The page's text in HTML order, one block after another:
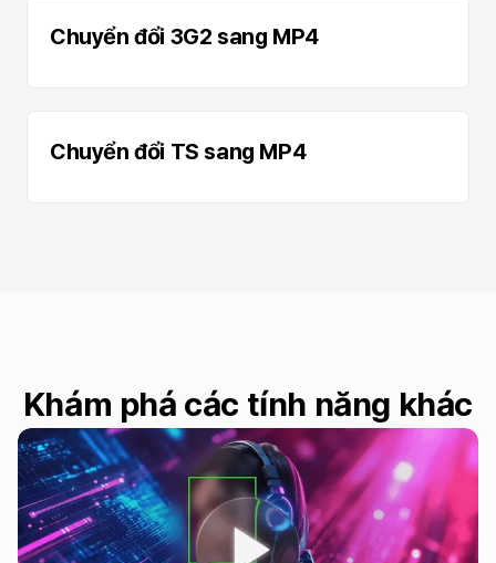
Chuyển đổi 3G2 sang MP4
Chuyển đổi TS sang MP4
Khám phá các tính năng khác